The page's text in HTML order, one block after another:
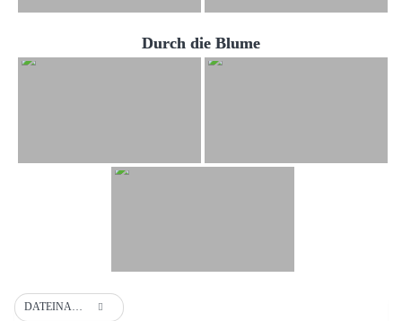
Durch die Blume
DATEINAME